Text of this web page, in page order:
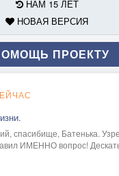
НАМ 15 ЛЕТ
НОВАЯ ВЕРСИЯ
ПРОЕКТУ
спасибище, Батенька.
ИМЕННО вопрос!